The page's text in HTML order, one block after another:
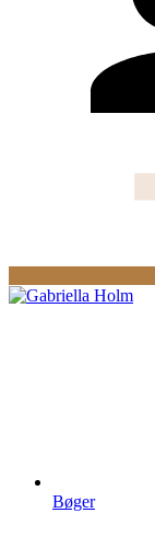
Bøger